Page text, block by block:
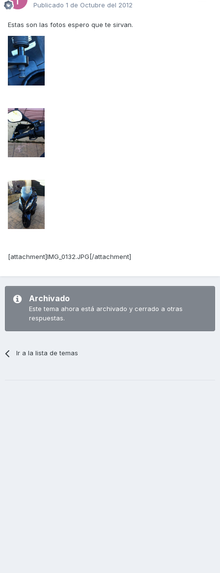
Publicado 1 de Octubre del 2012
Estas son las fotos espero que te sirvan.
[attachment]IMG_0132.JPG[/attachment]
Archivado
Este tema ahora está archivado y cerrado a otras
respuestas.
Ir a la lista de temas